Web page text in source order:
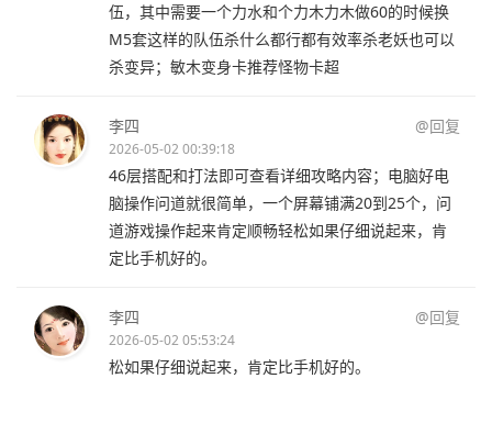
伍，其中需要一个力水和个力木力木做60的时候换
M5套这样的队伍杀什么都行都有效率杀老妖也可以
杀变异；敏木变身卡推荐怪物卡超
李四 @回复
2026-05-02 00:39:18
46层搭配和打法即可查看详细攻略内容；电脑好电
脑操作问道就很简单，一个屏幕铺满20到25个，问
道游戏操作起来肯定顺畅轻松如果仔细说起来，肯
定比手机好的。
李四 @回复
2026-05-02 05:53:24
松如果仔细说起来，肯定比手机好的。